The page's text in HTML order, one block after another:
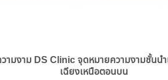
ามงาม DS Clinic จุดหมายความงามชั้นน
เฉียงเหนือตอนบน